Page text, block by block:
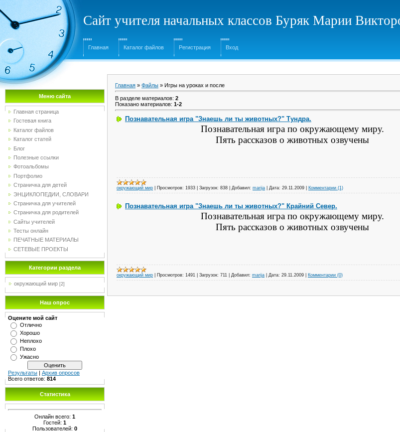
Сайт учителя начальных классов Буряк Марии
Главная Каталог файлов Регистрация Вход
Меню сайта
Главная страница
Гостевая книга
Каталог файлов
Каталог статей
Блог
Полезные ссылки
Фотоальбомы
Портфолио
Страничка для детей
ЭНЦИКЛОПЕДИИ, СЛОВАРИ
Страничка для учителей
Страничка для родителей
Сайты учителей
Тесты онлайн
ПЕЧАТНЫЕ МАТЕРИАЛЫ
СЕТЕВЫЕ ПРОЕКТЫ
Категории раздела
окружающий мир [2]
Наш опрос
Оцените мой сайт
Отлично
Хорошо
Неплохо
Плохо
Ужасно
Результаты | Архив опросов
Всего ответов: 814
Статистика
Онлайн всего: 1
Гостей: 1
Пользователей: 0
Главная » Файлы » Игры на уроках и после
В разделе материалов: 2
Показано материалов: 1-2
Познавательная игра "Знаешь ли ты животных?" Тундра.
Познавательная игра по окружающему миру.
Пять рассказов о животных озвучены
окружающий мир Просмотров: 1933 Загрузок: 838 Добавил: marija Дата: 29.11.2009 Комментарии (1)
Познавательная игра "Знаешь ли ты животных?" Крайний Север.
Познавательная игра по окружающему миру.
Пять рассказов о животных озвучены
окружающий мир Просмотров: 1491 Загрузок: 711 Добавил: marija Дата: 29.11.2009 Комментарии (0)